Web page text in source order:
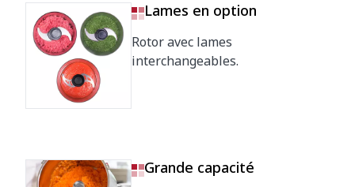
Lames en option
Rotor avec lames
interchangeables.
Grande capacité